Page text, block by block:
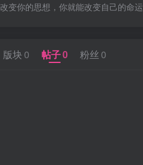
改变你的思想，你就能改变自己的命运
版块 0 帖子0 粉丝 0